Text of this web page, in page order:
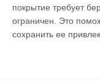
покрытие требует
ограничен. Это
сохранить ее